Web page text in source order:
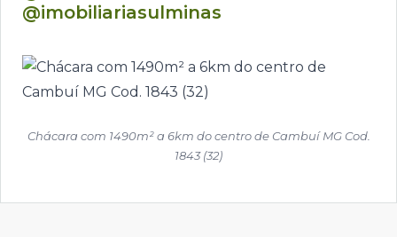
@imobiliariasulminas
Chácara com 1490m² a 6km do centro de Cambuí MG Cod.
1843 (32)